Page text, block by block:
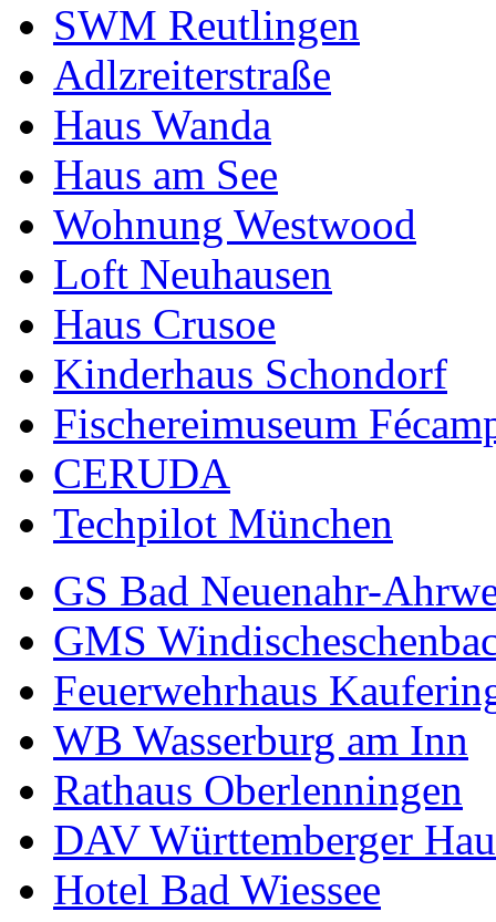
SWM Reutlingen
Adlzreiterstraße
Haus Wanda
Haus am See
Wohnung Westwood
Loft Neuhausen
Haus Crusoe
Kinderhaus Schondorf
Fischereimuseum
CERUDA
Techpilot München
GS Bad Neuenahr-
GMS
Feuerwehrhaus
WB Wasserburg am Inn
Rathaus Oberlenningen
DAV Württemberger
Hotel Bad Wiessee